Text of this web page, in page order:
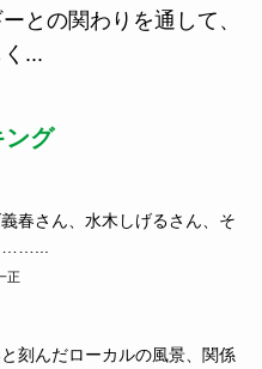
との関わりを通して、
...
ング
春さん、水木しげるさん、そ
……...
正
刻んだローカルの風景、関係